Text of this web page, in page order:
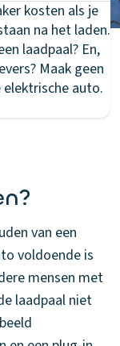
kosten als je
na het laden.
laadpaal? En,
Maak geen
auto.
van een
voldoende is
mensen met
laadpaal niet